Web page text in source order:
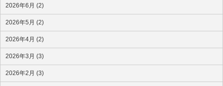
2026年6月 (2)
2026年5月 (2)
2026年4月 (2)
2026年3月 (3)
2026年2月 (3)